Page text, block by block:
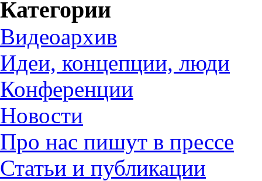
Категории
Видеоархив
Идеи, концепции, люди
Конференции
Новости
Про нас пишут в прессе
Статьи и публикации